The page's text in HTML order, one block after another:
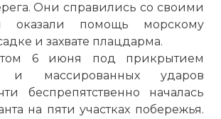
Они справились со своими
оказали помощь морскому
и захвате плацдарма.
6 июня под прикрытием
и массированных ударов
беспрепятственно началась
на пяти участках побережья.